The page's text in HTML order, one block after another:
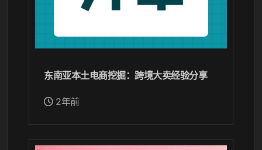
东南亚本土电商挖掘：跨境大卖经验分享
2年前